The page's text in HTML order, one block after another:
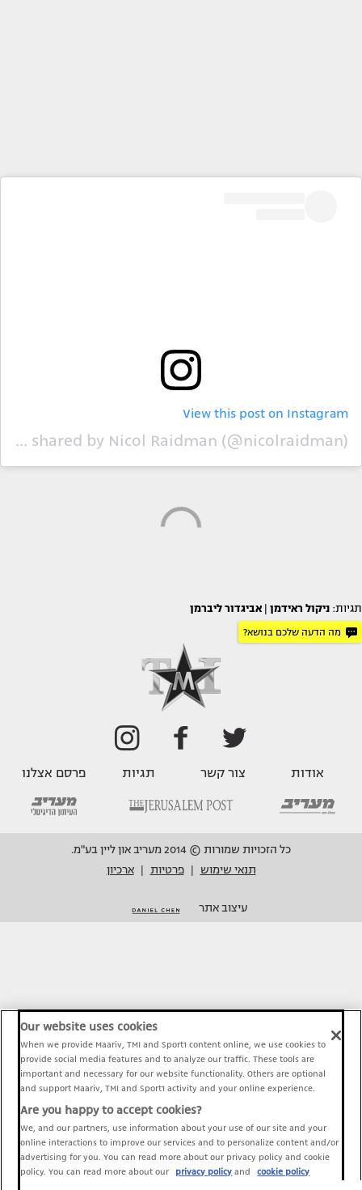
View this post on Instagram
A post shared by Nicol Raidman (@nicolraidman)
תגיות: ניקול ראידמן אביגדור ליברמן
מה הדעה שלכם בנושא?
אודות צור קשר תגיות פרסם אצלנו
כל הזכויות שמורות © 2014 מעריב און ליין בע"מ.
תנאי שימוש
פרטיות ארכיון
עיצוב אתר
Our website uses cookies
When we provide Maariv, TMI and Sport1 content online, we use cookies to
provide social media features and to analyze our traffic. These tools are
important and necessary for our website functionality. Others are optional
and support Maariv, TMI and Sport1 activity and your online experience.
Are you happy to accept cookies?
We, and our partners, use information about your use of our site and your
online interactions to improve our services and to personalize content and/or
advertising for you. You can read more about our privacy policy and cookie
policy. You can read more about our
privacy policy and cookie policy